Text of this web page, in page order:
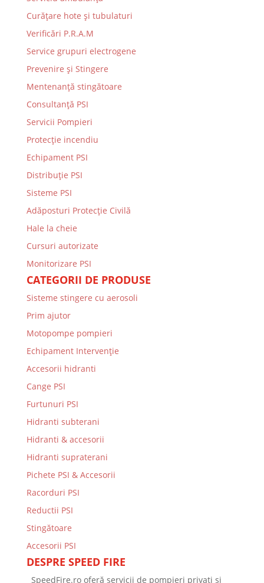
Curățare hote și tubulaturi
Verificări P.R.A.M
Service grupuri electrogene
Prevenire şi Stingere
Mentenanţă stingătoare
Consultanţă PSI
Servicii Pompieri
Protecţie incendiu
Echipament PSI
Distribuţie PSI
Sisteme PSI
Adăposturi Protecție Civilă
Hale la cheie
Cursuri autorizate
Monitorizare PSI
CATEGORII DE PRODUSE
Sisteme stingere cu aerosoli
Prim ajutor
Motopompe pompieri
Echipament Intervenție
Accesorii hidranti
Cange PSI
Furtunuri PSI
Hidranti subterani
Hidranti & accesorii
Hidranti supraterani
Pichete PSI & Accesorii
Racorduri PSI
Reductii PSI
Stingătoare
Accesorii PSI
DESPRE SPEED FIRE
SpeedFire.ro oferă servicii de pompieri privați și